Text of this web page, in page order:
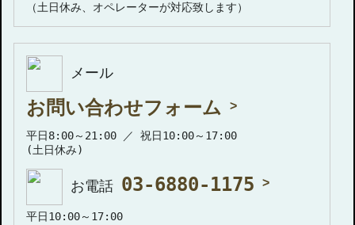
（土日休み、オペレーターが対応致します）
メール
お問い合わせフォーム
平日8:00～21:00 ／ 祝日10:00～17:00
(土日休み)
お電話 03-6880-1175
平日10:00～17:00